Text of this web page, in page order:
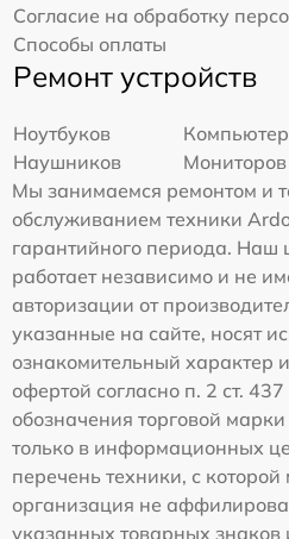
Согласие на обработку
Способы оплаты
Ремонт устройств
Ноутбуков
Наушников
Мониторов
Мы занимаемся ремонтом и
обслуживанием техники
гарантийного периода. Наш
работает независимо и не
авторизации от
указанные на сайте, носят
ознакомительный характер
офертой согласно п. 2 ст.
обозначения торговой
только в информационных
перечень техники, с
организация не
указанных товарных знаков